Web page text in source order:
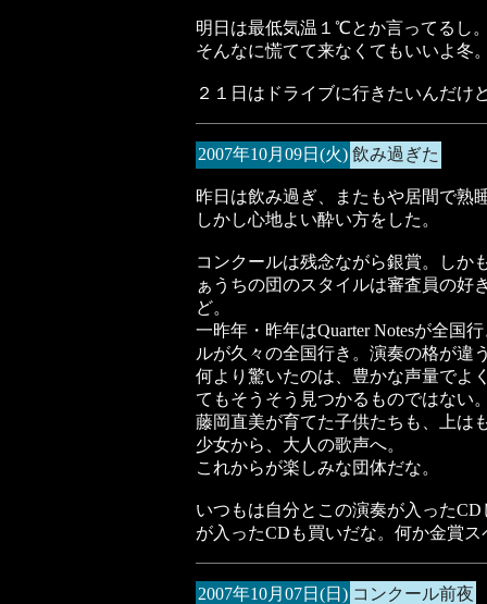
明日は最低気温１℃とか言ってるし
そんなに慌てて来なくてもいいよ冬
２１日はドライブに行きたいんだけ
2007年10月09日(火) 飲み過ぎた
昨日は飲み過ぎ、またもや居間で熟
しかし心地よい酔い方をした。
コンクールは残念ながら銀賞。しか
ぁうちの団のスタイルは審査員の好
ど。
一昨年・昨年はQuarter Notesが全国
ルが久々の全国行き。演奏の格が違
何より驚いたのは、豊かな声量でよ
てもそうそう見つかるものではない
藤岡直美が育てた子供たちも、上は
少女から、大人の歌声へ。
これからが楽しみな団体だな。
いつもは自分とこの演奏が入った
が入ったCDも買いだな。何か金賞
2007年10月07日(日) コンクール前夜